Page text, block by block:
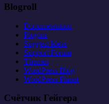
Blogroll
Documentation
Plugins
Suggest Ideas
Support Forum
Themes
WordPress Blog
WordPress Planet
Счётчик Гейгера